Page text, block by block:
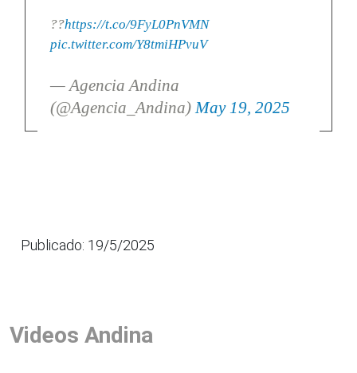
??https://t.co/9FyL0PnVMN
pic.twitter.com/Y8tmiHPvuV
— Agencia Andina
(@Agencia_Andina)May 19, 2025
Publicado: 19/5/2025
Videos Andina